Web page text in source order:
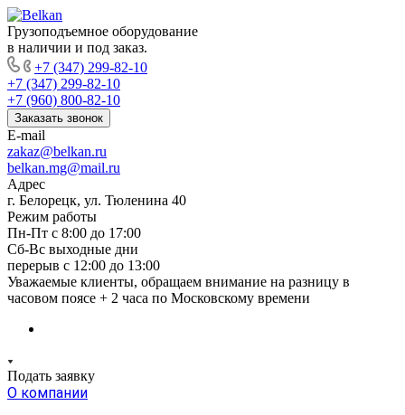
Грузоподъемное оборудование
в наличии и под заказ.
+7 (347) 299-82-10
+7 (347) 299-82-10
+7 (960) 800-82-10
Заказать звонок
E-mail
zakaz@belkan.ru
belkan.mg@mail.ru
Адрес
г. Белорецк, ул. Тюленина 40
Режим работы
Пн-Пт с 8:00 до 17:00
Сб-Вс выходные дни
перерыв с 12:00 до 13:00
Уважаемые клиенты, обращаем внимание на разницу в
часовом поясе + 2 часа по Московскому времени
Подать заявку
О компании